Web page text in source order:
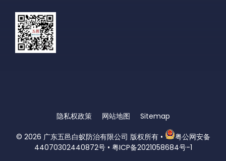
隐私权政策 网站地图 Sitemap
© 2026 广东五邑白蚁防治有限公司 版权所有•
粤公网安备
44070302440872号• 粤ICP备2021058684号-1